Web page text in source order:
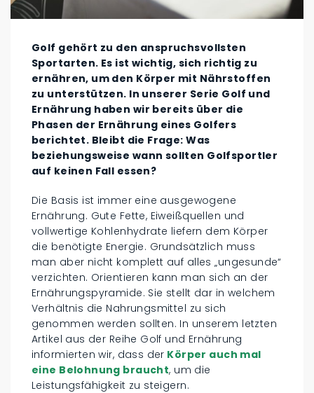
Golf gehört zu den anspruchsvollsten
Sportarten. Es ist wichtig, sich richtig zu
ernähren, um den Körper mit Nährstoffen
zu unterstützen. In unserer Serie Golf und
Ernährung haben wir bereits über die
Phasen der Ernährung eines Golfers
berichtet. Bleibt die Frage: Was
beziehungsweise wann sollten Golfsportler
auf keinen Fall essen?
Die Basis ist immer eine ausgewogene
Ernährung. Gute Fette, Eiweißquellen und
vollwertige Kohlenhydrate liefern dem Körper
die benötigte Energie. Grundsätzlich muss
man aber nicht komplett auf alles „ungesunde“
verzichten. Orientieren kann man sich an der
Ernährungspyramide. Sie stellt dar in welchem
Verhältnis die Nahrungsmittel zu sich
genommen werden sollten. In unserem letzten
Artikel aus der Reihe Golf und Ernährung
informierten wir, dass der Körper auch mal
eine Belohnung braucht, um die
Leistungsfähigkeit zu steigern.